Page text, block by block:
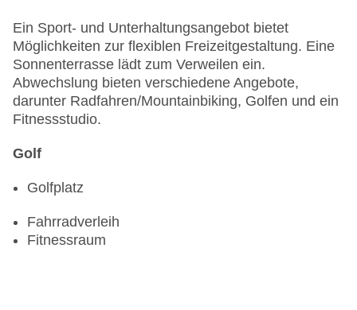
Ein Sport- und Unterhaltungsangebot bietet
Möglichkeiten zur flexiblen Freizeitgestaltung. Eine
Sonnenterrasse lädt zum Verweilen ein.
Abwechslung bieten verschiedene Angebote,
darunter Radfahren/Mountainbiking, Golfen und ein
Fitnessstudio.
Golf
Golfplatz
Fahrradverleih
Fitnessraum